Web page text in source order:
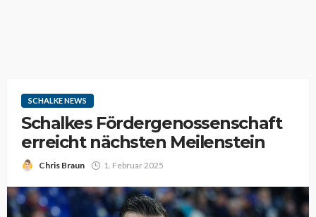
SCHALKE NEWS
Schalkes Fördergenossenschaft
erreicht nächsten Meilenstein
Chris Braun 1. Februar 2025